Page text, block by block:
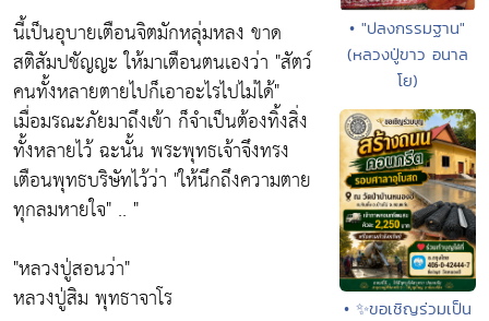
นี้เป็นอุบายเตือนจิตมักหลุ่มหลง ขาด
สติสัมปชัญญะ ให้มาเตือนตนเองว่า "สัตว์
คนทั้งหลายตายไปก็เอาอะไรไปไม่ได้"
เมื่อมรณะภัยมาถึงเข้า ก็จำเป็นต้องทิ้งสิ่ง
ทั้งหลายไว้ ฉะนั้น พระพุทธเจ้าจึงทรง
เตือนพุทธบริษัทไว้ว่า "ให้นึกถึงความตาย
ทุกลมหายใจ" .. "
"หลวงปู่สอนว่า"
หลวงปู่สิม พุทธาจาโร
• "ปลงกรรมฐาน"
(หลวงปู่ขาว อนาล
โย)
• ✨ขอเชิญร่วมเป็น